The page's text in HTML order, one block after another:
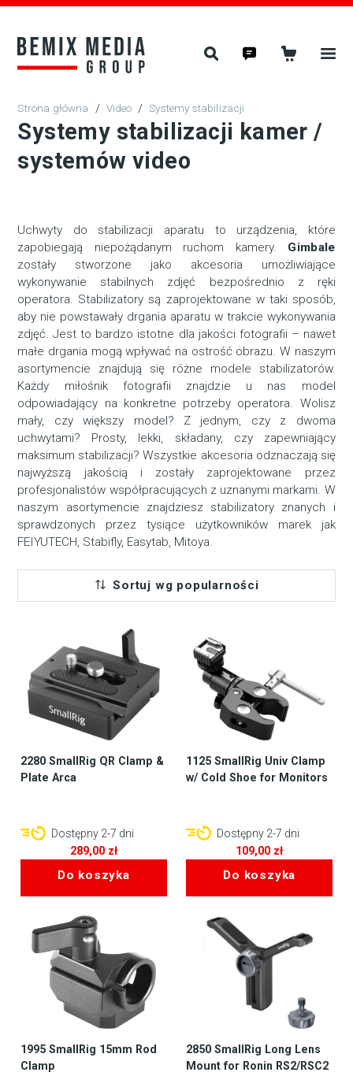
/ Video /Systemy stabilizacji
Systemy stabilizacji kamer /
systemów video
Uchwyty do stabilizacji aparatu to urządzenia, które
zapobiegają niepożądanym ruchom kamery. Gimbale
zostały stworzone jako akcesoria umożliwiające
wykonywanie stabilnych zdjęć bezpośrednio z ręki
operatora. Stabilizatory są zaprojektowane w taki sposób,
aby nie powstawały drgania aparatu w trakcie wykonywania
zdjęć. Jest to bardzo istotne dla jakości fotografii – nawet
małe drgania mogą wpływać na ostrość obrazu. W naszym
asortymencie znajdują się różne modele stabilizatorów.
Każdy miłośnik fotografii znajdzie u nas model
odpowiadający na konkretne potrzeby operatora. Wolisz
mały, czy większy model? Z jednym, czy z dwoma
uchwytami? Prosty, lekki, składany, czy zapewniający
maksimum stabilizacji? Wszystkie akcesoria odznaczają się
najwyższą jakością i zostały zaprojektowane przez
profesjonalistów współpracujących z uznanymi markami. W
naszym asortymencie znajdziesz stabilizatory znanych i
sprawdzonych przez tysiące użytkowników marek jak
FEIYUTECH, Stabifly, Easytab, Mitoya.
Sortuj wg popularności
2280 SmallRig QR Clamp &
Plate Arca
Dostępny 2-7 dni
289,00 zł
Do koszyka
1125 SmallRig Univ Clamp
w/ Cold Shoe for Monitors
Dostępny 2-7 dni
109,00 zł
Do koszyka
1995 SmallRig 15mm Rod
Clamp
2850 SmallRig Long Lens
Mount for Ronin RS2/RSC2